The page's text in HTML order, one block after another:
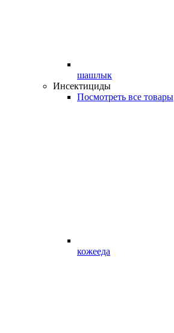
шашлык
Инсектициды
Посмотреть все товары
кожееда